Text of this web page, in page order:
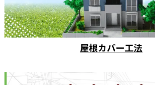
屋根カバー工法